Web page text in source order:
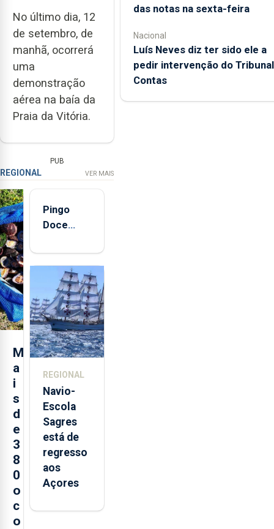
No último dia, 12
de setembro, de
manhã, ocorrerá
uma
demonstração
aérea na baía da
Praia da Vitória.
PUB
REGIONAL VER MAIS
M
a
i
s
d
e
3
8
0
o
c
o
Pingo
Doce
quinta-
feira nova
loja em
São
Sebastião
e cria 30
postos de
REGIONAL
Navio-
Escola
Sagres
está de
regresso
aos
Açores
das notas na sexta-feira
Nacional
Luís Neves diz ter sido ele a
pedir intervenção do
Contas